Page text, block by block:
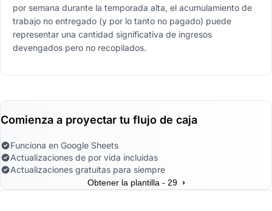
por semana durante la temporada alta, el acumulamiento de
trabajo no entregado (y por lo tanto no pagado) puede
representar una cantidad significativa de ingresos
devengados pero no recopilados.
Comienza a proyectar tu flujo de caja
Funciona en Google Sheets
Actualizaciones de por vida incluidas
Actualizaciones gratuitas para siempre
Obtener la plantilla - 29 ›